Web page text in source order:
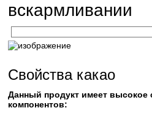
вскармливании
Свойства какао
Данный продукт имеет высокое
компонентов: